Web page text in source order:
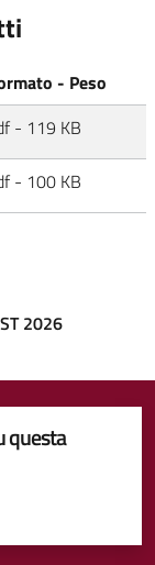
- Peso
- 119 KB
- 100 KB
2026
questa